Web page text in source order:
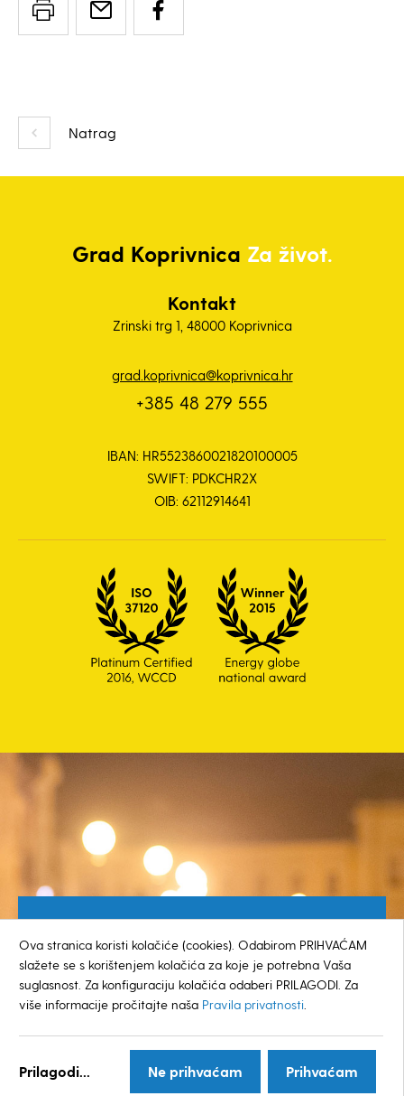
Natrag
Grad Koprivnica Za život.
Kontakt
Zrinski trg 1, 48000 Koprivnica
grad.koprivnica@koprivnica.hr
+385 48 279 555
IBAN: HR5523860021820100005
SWIFT: PDKCHR2X
OIB: 62112914641
0800 385 048
© GRAD KOPRIVNICA
Ova stranica koristi kolačiće (cookies). Odabirom PRIHVAĆAM
slažete se s korištenjem kolačića za koje je potrebna Vaša
suglasnost. Za konfiguraciju kolačića odaberi PRILAGODI. Za
više informacije pročitajte naša Pravila privatnosti
Prilagodi... Ne prihvaćam Prihvaćam